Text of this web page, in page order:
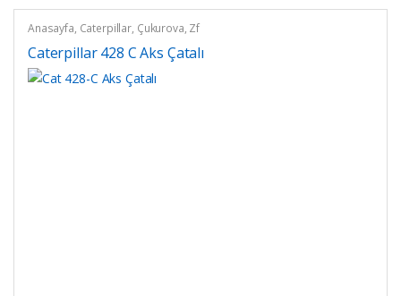
Anasayfa, Caterpillar, Çukurova, Zf
Caterpillar 428 C Aks Çatalı